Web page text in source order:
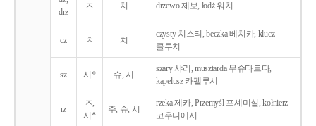
drz
ㅈ 치 drzewo 제보, łodż 워치
cz ㅊ 치
czysty 치스티, beczka 베치카, klucz
클루치
sz 시* 슈, 시
szary 샤리, musztarda 무슈타르다,
kapelusz 카펠루시
rz
ㅈ,
시*
주, 슈, 시
rzeka 제카, Przemyśl 프셰미실, kołnierz
코우니에시